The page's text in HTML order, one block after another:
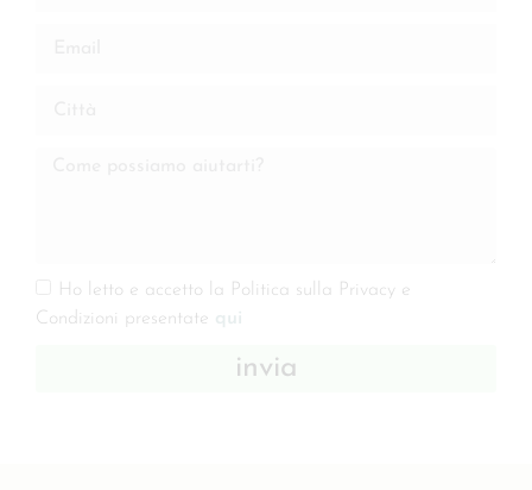
Ho letto e accetto la Politica sulla Privacy e
Condizioni presentate qui
invia